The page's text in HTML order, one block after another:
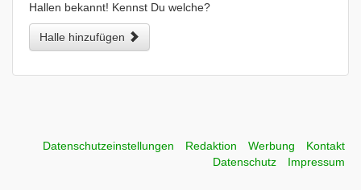
Hallen bekannt! Kennst Du welche?
Halle hinzufügen
Datenschutzeinstellungen Redaktion Werbung
Kontakt
Datenschutz
Impressum